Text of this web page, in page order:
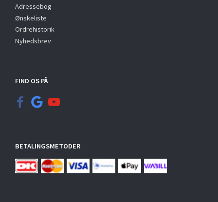
Adressebog
Ønskeliste
Ordrehistorik
Nyhedsbrev
FIND OS PÅ
BETALINGSMETODER